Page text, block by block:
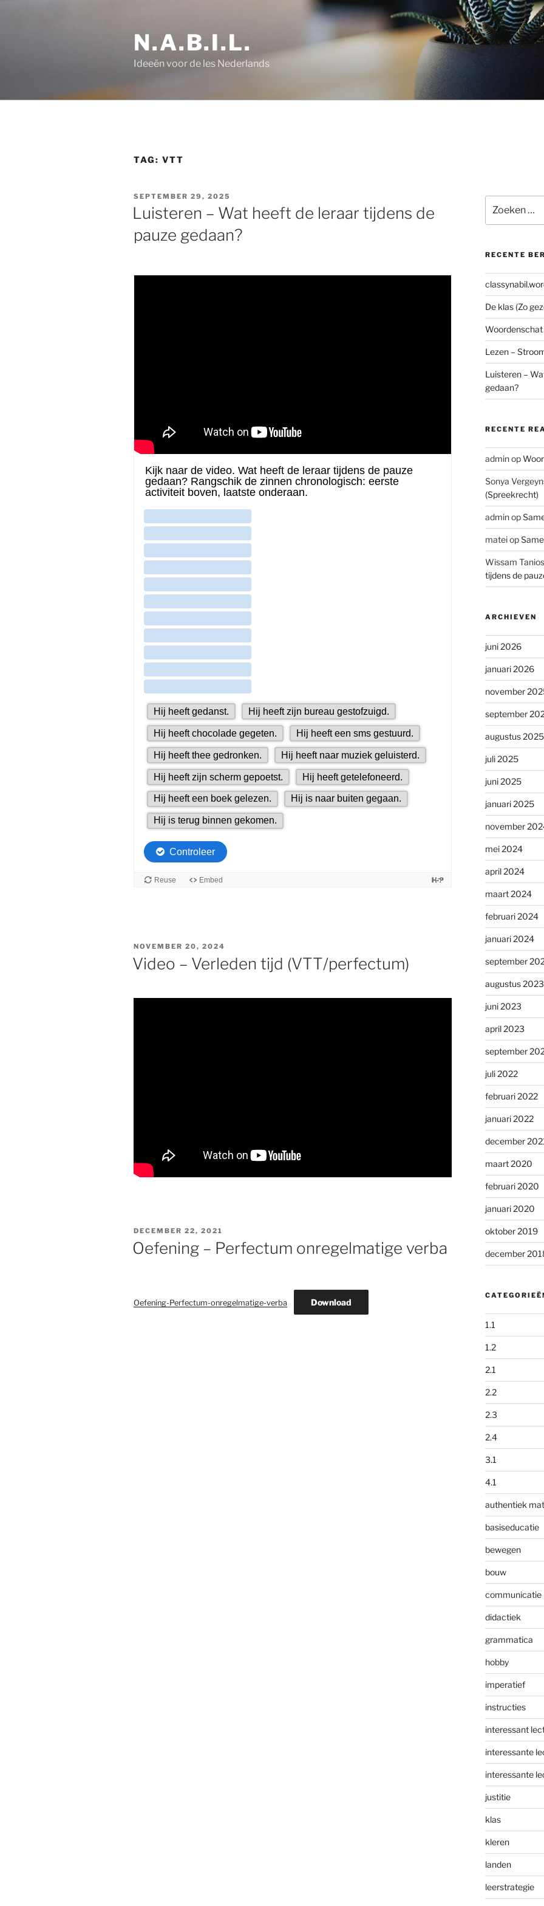
N.A.B.I.L.
Ideeën voor de les Nederlands
TAG: VTT
GEPLAATST
OP
SEPTEMBER 29, 2025
Luisteren – Wat heeft de leraar tijdens de
pauze gedaan?
GEPLAATST
NOVEMBER 20, 2024
Video – Verleden tijd (VTT/perfectum)
GEPLAATST
OP
DECEMBER 22, 2021
Oefening – Perfectum onregelmatige verba
Oefening-Perfectum-onregelmatige-verba Download
naar:
RECENTE
De klas (Zo
Woordenschat
Lezen –
Luisteren –
gedaan?
RECENTE
adminop
Sonya
(Spreekrecht)
adminop
mateiop
Wissam Tanios
tijdens de
ARCHIEVEN
juni 2026
januari 2026
november
september
augustus 2025
juli 2025
juni 2025
januari 2025
november
mei 2024
april 2024
maart 2024
februari 2024
januari 2024
september
augustus 2023
juni 2023
april 2023
september
juli 2022
februari 2022
januari 2022
december
maart 2020
februari 2020
januari 2020
oktober 2019
december
1.1
1.2
2.1
2.2
2.3
2.4
3.1
4.1
authentiek
basiseducatie
bewegen
bouw
communicatie
didactiek
grammatica
hobby
imperatief
instructies
interessant
interessante
interessante
justitie
klas
kleren
landen
leerstrategie